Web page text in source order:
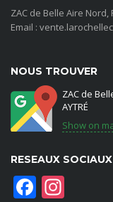
ZAC de Belle Aire Nord,
Email :
NOUS TROUVER
ZAC de
AYTRÉ
Show on
RESEAUX SOCIAUX